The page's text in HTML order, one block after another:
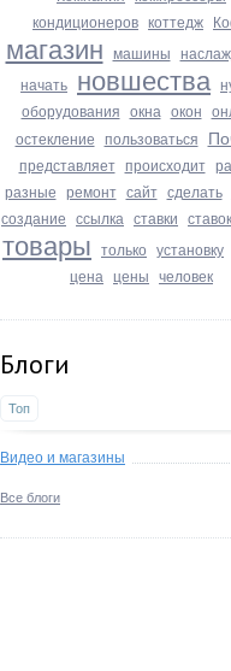
кондиционеров коттедж
магазин машины
начать новшества
оборудования окна окон
остекление пользоваться
представляет происходит
разные ремонт сайт сделать
создание ссылка ставки ставок
товары только установку
цена цены человек
Блоги
Топ
Видео и магазины
Все блоги